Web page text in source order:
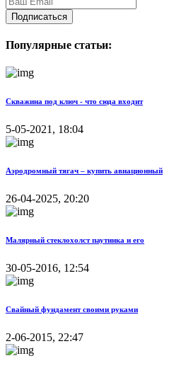
Подписаться
Популярные статьи:
Скважина под ключ - что сюда входит
5-05-2021, 18:04
Аэродромный тягач – купить авиационный
26-04-2025, 20:20
Малярный стеклохолст паутинка и его
30-05-2016, 12:54
Свайный фундамент своими руками
2-06-2015, 22:47